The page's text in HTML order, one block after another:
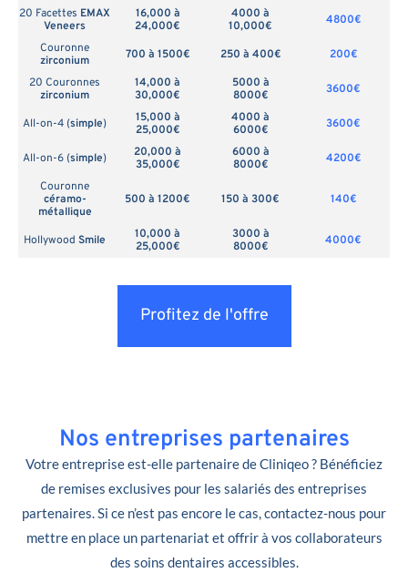
20 Facettes EMAX
Veneers
16,000 à
24,000€
4000 à
10,000€
4800€
Couronne
zirconium
700 à 1500€ 250 à 400€
200€
20 Couronnes
zirconium
14,000 à
30,000€
5000 à
8000€
3600€
All-on-4 (simple)
15,000 à
25,000€
4000 à
6000€
3600€
All-on-6 (simple)
20,000 à
35,000€
6000 à
8000€
4200€
Couronne
céramo-
métallique
500 à 1200€ 150 à 300€ 140€
Hollywood Smile
10,000 à
25,000€
3000 à
8000€
4000€
Profitez de l'offre
Nos entreprises partenaires
Votre entreprise est-elle partenaire de Cliniqeo ? Bénéficiez
de remises exclusives pour les salariés des entreprises
partenaires. Si ce n’est pas encore le cas, contactez-nous pour
mettre en place un partenariat et offrir à vos collaborateurs
des soins dentaires accessibles.